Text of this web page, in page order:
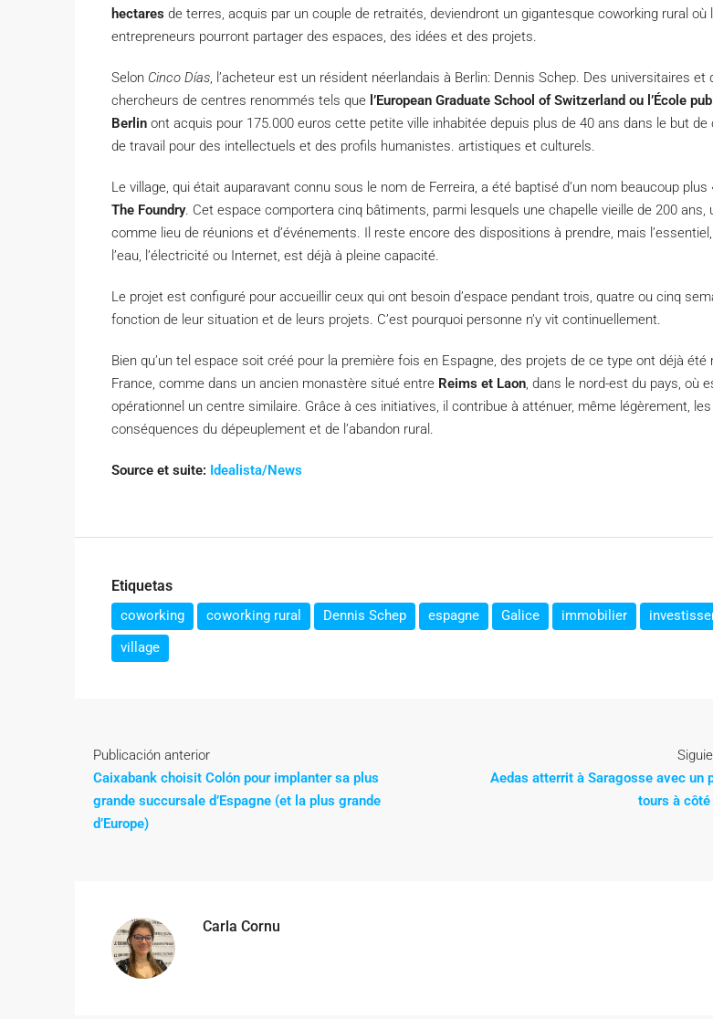
hectares de terres, acquis par un couple de retraités, deviendront un gigantesque coworking rural où
entrepreneurs pourront partager des espaces, des idées et des projets.
Selon Cinco Días, l’acheteur est un résident néerlandais à Berlin: Dennis Schep. Des universitaires et
chercheurs de centres renommés tels que l’European Graduate School of Switzerland ou l’École
Berlin ont acquis pour 175.000 euros cette petite ville inhabitée depuis plus de 40 ans dans le but de
de travail pour des intellectuels et des profils humanistes. artistiques et culturels.
Le village, qui était auparavant connu sous le nom de Ferreira, a été baptisé d’un nom beaucoup plus
The Foundry. Cet espace comportera cinq bâtiments, parmi lesquels une chapelle vieille de 200 ans,
comme lieu de réunions et d’événements. Il reste encore des dispositions à prendre, mais
l’eau, l’électricité ou Internet, est déjà à pleine capacité.
Le projet est configuré pour accueillir ceux qui ont besoin d’espace pendant trois, quatre ou cinq
fonction de leur situation et de leurs projets. C’est pourquoi personne n’y vit continuellement.
Bien qu’un tel espace soit créé pour la première fois en Espagne, des projets de ce type ont déjà été
France, comme dans un ancien monastère situé entre Reims et Laon, dans le nord-est du pays, où
opérationnel un centre similaire. Grâce à ces initiatives, il contribue à atténuer, même légèrement, les
conséquences du dépeuplement et de l’abandon rural.
Source et suite: Idealista/News
Etiquetas
coworking coworking rural Dennis Schep espagne Galice immobilier
village
Publicación anterior
Caixabank choisit Colón pour implanter sa plus
grande succursale d’Espagne (et la plus grande
d’Europe)
Aedas atterrit à Saragosse avec un
tours à côté
Carla Cornu